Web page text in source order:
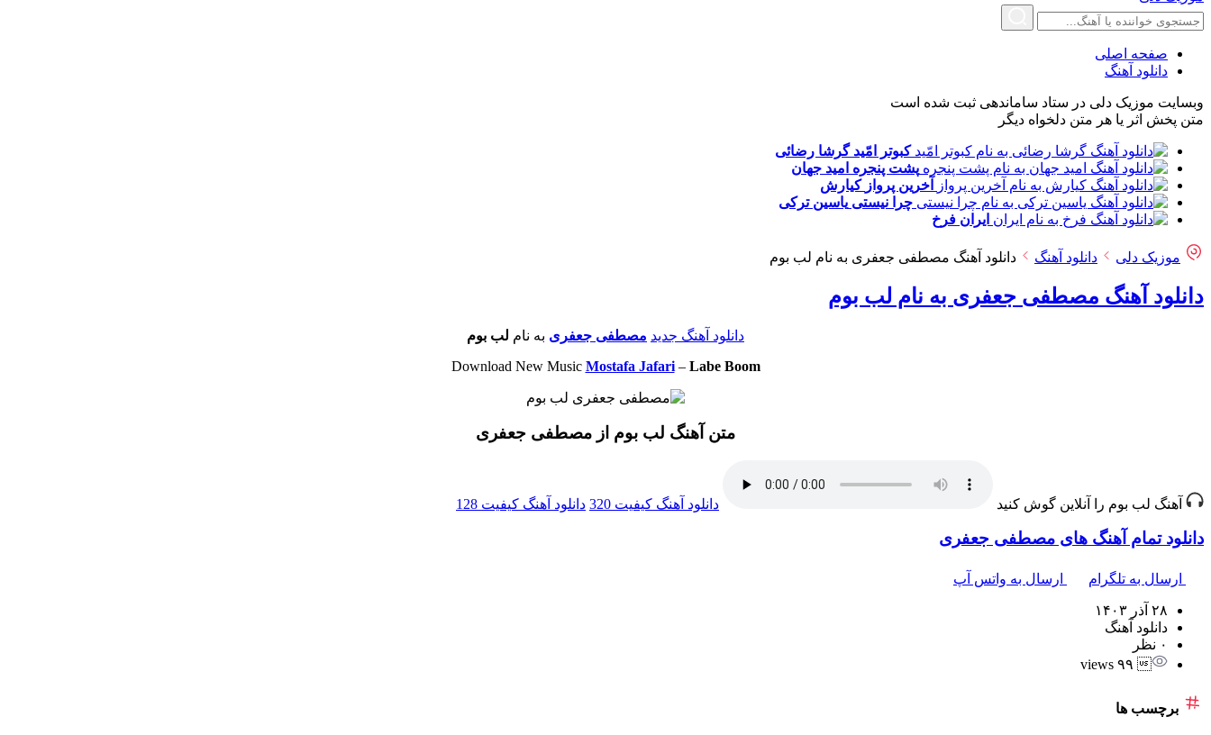
صفحه اصلی
دانلود آهنگ
وبسایت موزیک دلی در ستاد ساماندهی ثبت شده است
متن پخش اثر یا هر متن دلخواه دیگر
کبوتر امّید گرشا رضائی
پشت پنجره امید جهان
آخرین پرواز کیارش
چرا نیستی یاسین ترکی
ایران فرخ
موزیک دلی دانلود آهنگ دانلود آهنگ مصطفی جعفری به نام لب بوم
دانلود آهنگ مصطفی جعفری به نام لب بوم
دانلود آهنگ جدید مصطفی جعفری به نام لب بوم
Download New Music Mostafa Jafari– Labe Boom
متن آهنگ لب بوم از مصطفی جعفری
آهنگ لب بوم را آنلاین گوش کنید دانلود آهنگ کیفیت 320 دانلود آهنگ کیفیت 128
دانلود تمام آهنگ های مصطفی جعفری
ارسال به تلگرام ارسال به واتس آپ
۲۸ آذر ۱۴۰۳
دانلود آهنگ
۰ نظر
۹۹ views
برچسب ها